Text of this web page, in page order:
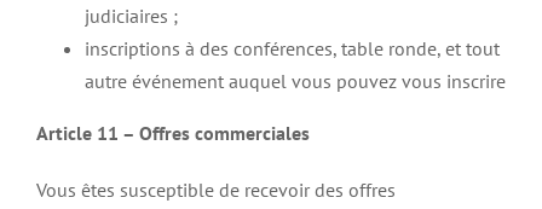
judiciaires ;
inscriptions à des conférences, table ronde, et tout
autre événement auquel vous pouvez vous inscrire
Article 11 – Offres commerciales
Vous êtes susceptible de recevoir des offres